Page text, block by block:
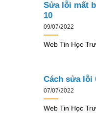
Sửa lỗi mất
10
09/07/2022
Web Tin Học
Cách sửa lỗi
07/07/2022
Web Tin Học